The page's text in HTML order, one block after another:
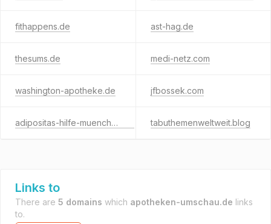
fithappens.de ast-hag.de
thesums.de medi-netz.com
washington-apotheke.de jfbossek.com
adipositas-hilfe-muenchen.de tabuthemenweltweit.blog
Links to
There are 5 domains which apotheken-umschau.de links
to.